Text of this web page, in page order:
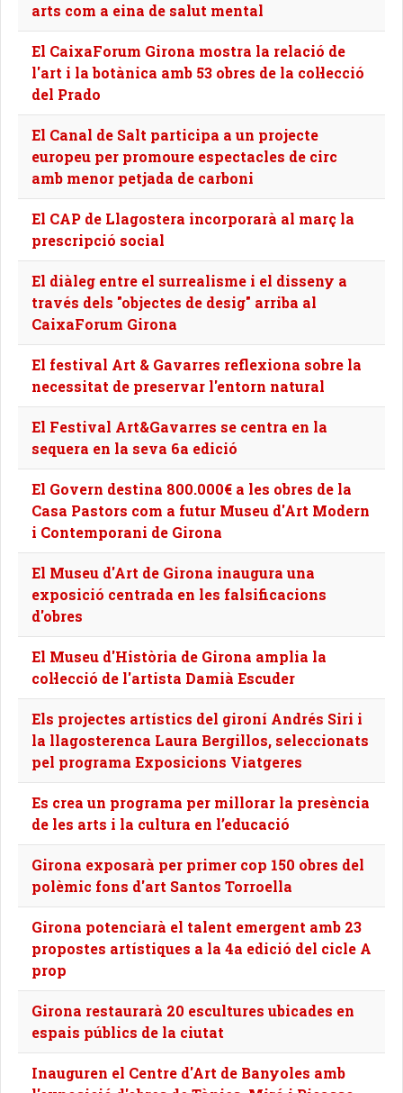
arts com a eina de salut mental
El CaixaForum Girona mostra la relació de
l'art i la botànica amb 53 obres de la col·lecció
del Prado
El Canal de Salt participa a un projecte
europeu per promoure espectacles de circ
amb menor petjada de carboni
El CAP de Llagostera incorporarà al març la
prescripció social
El diàleg entre el surrealisme i el disseny a
través dels "objectes de desig" arriba al
CaixaForum Girona
El festival Art & Gavarres reflexiona sobre la
necessitat de preservar l'entorn natural
El Festival Art&Gavarres se centra en la
sequera en la seva 6a edició
El Govern destina 800.000€ a les obres de la
Casa Pastors com a futur Museu d'Art Modern
i Contemporani de Girona
El Museu d'Art de Girona inaugura una
exposició centrada en les falsificacions
d'obres
El Museu d'Història de Girona amplia la
col·lecció de l'artista Damià Escuder
Els projectes artístics del gironí Andrés Siri i
la llagosterenca Laura Bergillos, seleccionats
pel programa Exposicions Viatgeres
Es crea un programa per millorar la presència
de les arts i la cultura en l’educació
Girona exposarà per primer cop 150 obres del
polèmic fons d'art Santos Torroella
Girona potenciarà el talent emergent amb 23
propostes artístiques a la 4a edició del cicle A
prop
Girona restaurarà 20 escultures ubicades en
espais públics de la ciutat
Inauguren el Centre d'Art de Banyoles amb